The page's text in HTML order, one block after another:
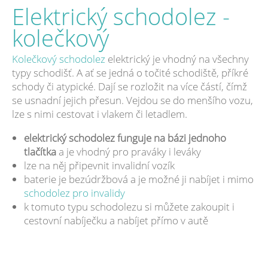
Elektrický schodolez -
kolečkový
Kolečkový schodolez elektrický je vhodný na všechny
typy schodišť. A ať se jedná o točité schodiště, příkré
schody či atypické. Dají se rozložit na více částí, čímž
se usnadní jejich přesun. Vejdou se do menšího vozu,
lze s nimi cestovat i vlakem či letadlem.
elektrický schodolez funguje na bázi jednoho
tlačítka a je vhodný pro praváky i leváky
lze na něj připevnit invalidní vozík
baterie je bezúdržbová a je možné ji nabíjet i mimo
schodolez pro invalidy
k tomuto typu schodolezu si můžete zakoupit i
cestovní nabíječku a nabíjet přímo v autě